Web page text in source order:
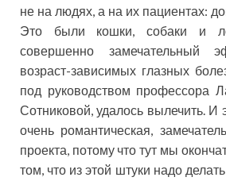
не на людях, а на их пациентах:
Это были кошки, собаки и
совершенно замечательный
возраст-зависимых глазных
под руководством профессора
Сотниковой, удалось вылечить. И
очень романтическая,
проекта, потому что тут мы
том, что из этой штуки надо